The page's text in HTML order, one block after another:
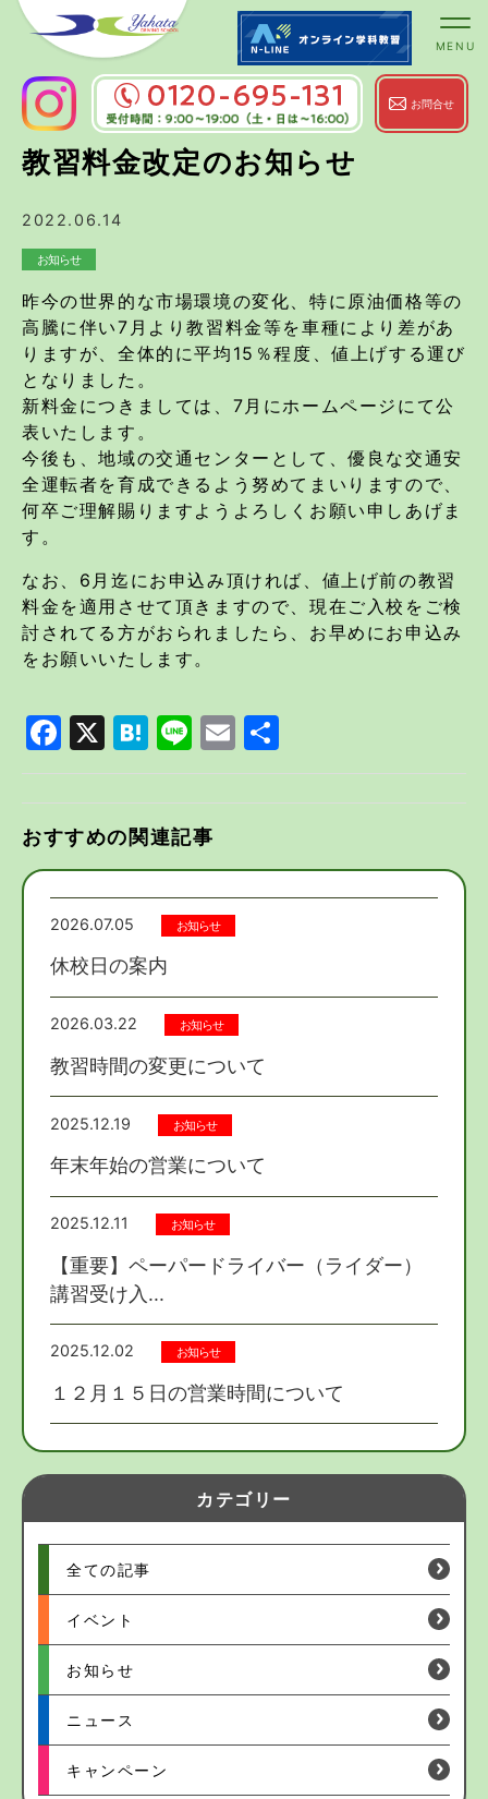
0120-695-131
19:00（土・日は～16:00）
お問合せ
教習料金改定のお知らせ
2022.06.14
お知らせ
昨今の世界的な市場環境の変化、特に原油価格等の
高騰に伴い7月より教習料金等を車種により差があ
りますが、全体的に平均15％程度、値上げする運び
となりました。
新料金につきましては、7月にホームページにて公
表いたします。
今後も、地域の交通センターとして、優良な交通安
全運転者を育成できるよう努めてまいりますので、
何卒ご理解賜りますようよろしくお願い申しあげま
す。
なお、6月迄にお申込み頂ければ、値上げ前の教習
料金を適用させて頂きますので、現在ご入校をご検
討されてる方がおられましたら、お早めにお申込み
をお願いいたします。
Facebook HatenaLine Email
有
おすすめの関連記事
2026.07.05 お知らせ
休校日の案内
2026.03.22 お知らせ
教習時間の変更について
2025.12.19 お知らせ
年末年始の営業について
2025.12.11 お知らせ
【重要】ペーパードライバー（ライダー）
講習受け入...
2025.12.02 お知らせ
１２月１５日の営業時間について
カテゴリー
全ての記事
イベント
お知らせ
ニュース
キャンペーン